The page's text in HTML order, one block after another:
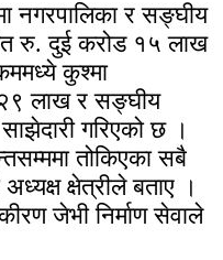
नगरपालिका र सङ्घीय
रु. दुई करोड १५ लाख
कुश्मा
लाख र सङ्घीय
गरिएको छ ।
तोकिएका सबै
अध्यक्ष क्षेत्रीले बताए ।
जेभी निर्माण सेवाले